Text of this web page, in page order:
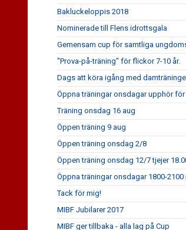
Bakluckeloppis 2018
Nominerade till Flens idrottsgala
Gemensam cup för samtliga
"Prova-på-träning" för flickor 7-10 år.
Dags att köra igång med
Öppna träningar onsdagar upphör
Träning onsdag 16 aug
Öppen träning 9 aug
Öppen träning onsdag 2/8
Öppen träning onsdag 12/7 tjejer
Öppna träningar onsdagar 1800-2100
Tack för mig!
MIBF Jubilarer 2017
MIBF ger tillbaka - alla lag på Cup